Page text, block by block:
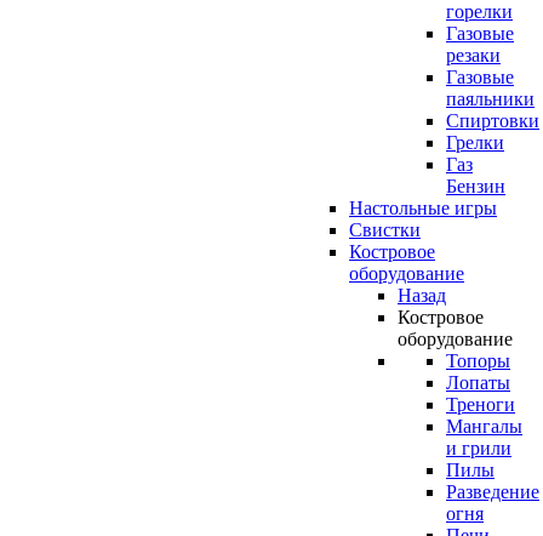
горелки
Газовые
резаки
Газовые
паяльники
Спиртовки
Грелки
Газ
Бензин
Настольные игры
Свистки
Костровое
оборудование
Назад
Костровое
оборудование
Топоры
Лопаты
Треноги
Мангалы
и грили
Пилы
Разведение
огня